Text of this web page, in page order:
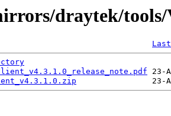
draytek/tools/